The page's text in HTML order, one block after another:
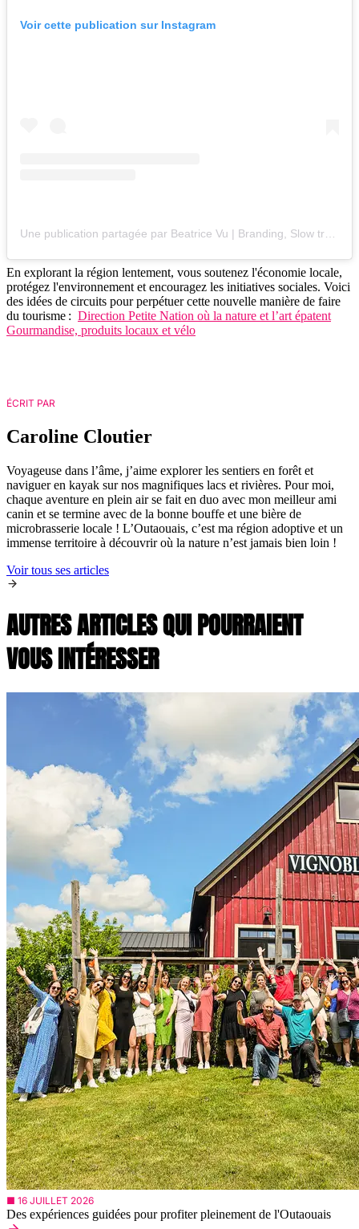
Voir cette publication sur Instagram
Une publication partagée par Beatrice Vu | Branding, Slow travel exploration (@bea.ventures)
En explorant la région lentement, vous soutenez l'économie locale,
protégez l'environnement et encouragez les initiatives sociales. Voici
des idées de circuits pour perpétuer cette nouvelle manière de faire
du tourisme : Direction Petite Nation où la nature et l’art épatent
Gourmandise, produits locaux et vélo
ÉCRIT PAR
Caroline Cloutier
Voyageuse dans l’âme, j’aime explorer les sentiers en forêt et
naviguer en kayak sur nos magnifiques lacs et rivières. Pour moi,
chaque aventure en plein air se fait en duo avec mon meilleur ami
canin et se termine avec de la bonne bouffe et une bière de
microbrasserie locale ! L’Outaouais, c’est ma région adoptive et un
immense territoire à découvrir où la nature n’est jamais bien loin !
Voir tous ses articles
AUTRES ARTICLES QUI POURRAIENT
VOUS INTÉRESSER
■ 16 JUILLET 2026
Des expériences guidées pour profiter pleinement de l'Outaouais